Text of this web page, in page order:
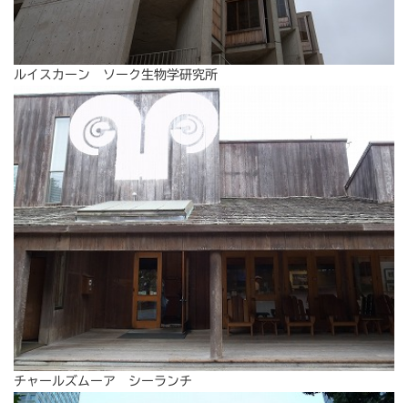
ルイスカーン ソーク生物学研究所
チャールズムーア シーランチ